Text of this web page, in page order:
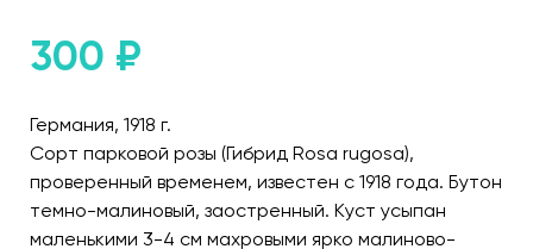
300 ₽
Германия, 1918 г.
Сорт парковой розы (Гибрид Rosa rugosa),
проверенный временем, известен с 1918 года. Бутон
темно-малиновый, заостренный. Куст усыпан
маленькими 3-4 см махровыми ярко малиново-